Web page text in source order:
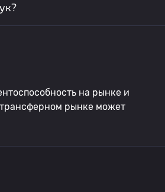
на рынке и
рынке может